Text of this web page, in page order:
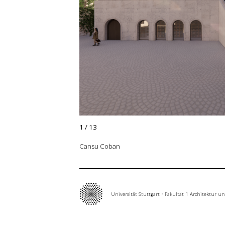
Grundlehre
Forschung
1 / 13
Cansu Coban
Universität Stuttgart • Fakultät 1 Architektur